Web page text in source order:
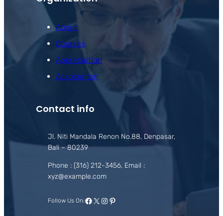
About
Courses
Appreciation
Association
Contact info
Jl. Niti Mandala Renon No.88, Denpasar,
Bali – 80239
Phone : (316) 212-3456, Email :
xyz@example.com
Follow Us On:Facebook
X Instagram
Pinterest